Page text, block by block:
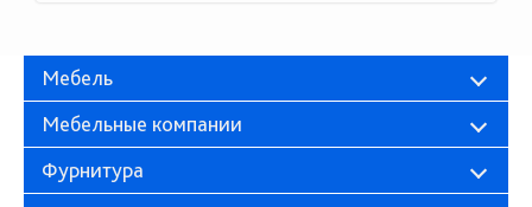
Мебель
Мебельные компании
Фурнитура